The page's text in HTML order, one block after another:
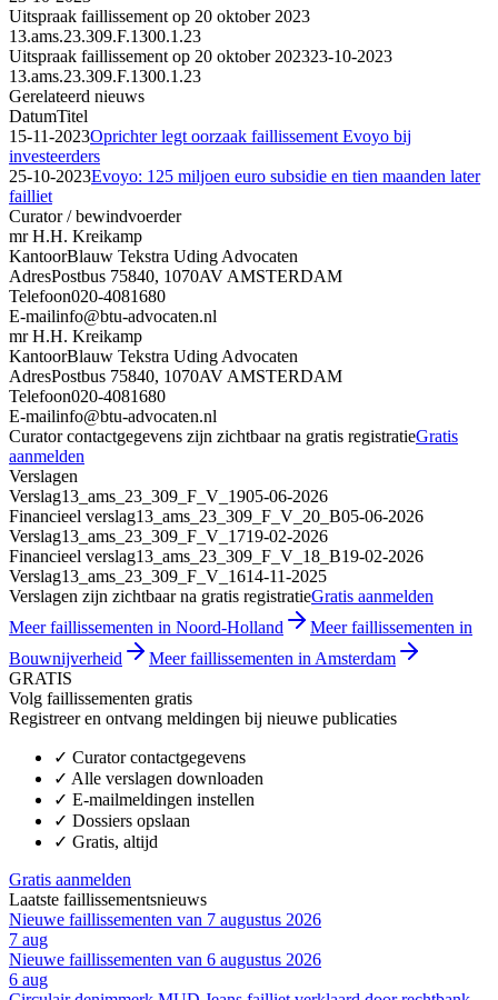
Uitspraak faillissement op 20 oktober 2023
13.ams.23.309.F.1300.1.23
Uitspraak faillissement op 20 oktober 202323-10-2023
13.ams.23.309.F.1300.1.23
Gerelateerd nieuws
DatumTitel
15-11-2023Oprichter legt oorzaak faillissement Evoyo bij
investeerders
25-10-2023Evoyo: 125 miljoen euro subsidie en tien maanden later
failliet
Curator / bewindvoerder
mr H.H. Kreikamp
KantoorBlauw Tekstra Uding Advocaten
AdresPostbus 75840, 1070AV AMSTERDAM
Telefoon020-4081680
E-mailinfo@btu-advocaten.nl
mr H.H. Kreikamp
KantoorBlauw Tekstra Uding Advocaten
AdresPostbus 75840, 1070AV AMSTERDAM
Telefoon020-4081680
E-mailinfo@btu-advocaten.nl
Curator contactgegevens zijn zichtbaar na gratis registratieGratis
aanmelden
Verslagen
Verslag13_ams_23_309_F_V_1905-06-2026
Financieel verslag13_ams_23_309_F_V_20_B05-06-2026
Verslag13_ams_23_309_F_V_1719-02-2026
Financieel verslag13_ams_23_309_F_V_18_B19-02-2026
Verslag13_ams_23_309_F_V_1614-11-2025
Verslagen zijn zichtbaar na gratis registratieGratis aanmelden
Meer faillissementen in Noord-Holland
Meer faillissementen in
Bouwnijverheid
Meer faillissementen in Amsterdam
GRATIS
Volg faillissementen gratis
Registreer en ontvang meldingen bij nieuwe publicaties
✓ Curator contactgegevens
✓ Alle verslagen downloaden
✓ E-mailmeldingen instellen
✓ Dossiers opslaan
✓ Gratis, altijd
Gratis aanmelden
Laatste faillissementsnieuws
Nieuwe faillissementen van 7 augustus 2026
7 aug
Nieuwe faillissementen van 6 augustus 2026
6 aug